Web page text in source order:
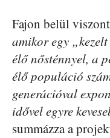
Fajon belül
amikor egy
élő nősténnyel, a
élő populáció
generációval
idővel egyre
summázza a